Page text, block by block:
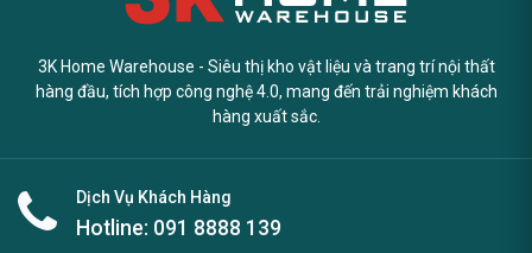
3K Home Warehouse - Siêu thị kho vật liệu và trang trí nội thất
hàng đầu, tích hợp công nghệ 4.0, mang đến trải nghiệm khách
hàng xuất sắc.
Dịch Vụ Khách Hàng
Hotline: 091 8888 139